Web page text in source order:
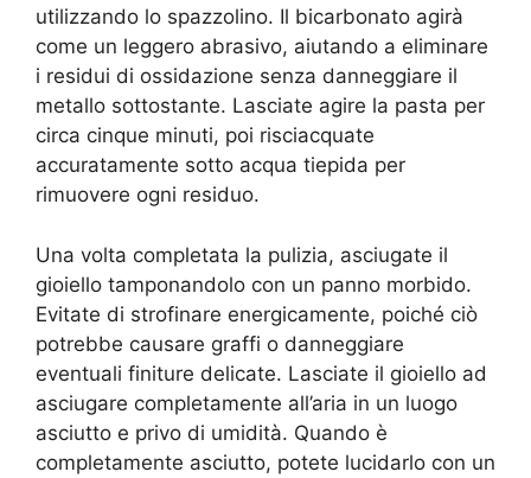
utilizzando lo spazzolino. Il bicarbonato agirà
come un leggero abrasivo, aiutando a eliminare
i residui di ossidazione senza danneggiare il
metallo sottostante. Lasciate agire la pasta per
circa cinque minuti, poi risciacquate
accuratamente sotto acqua tiepida per
rimuovere ogni residuo.
Una volta completata la pulizia, asciugate il
gioiello tamponandolo con un panno morbido.
Evitate di strofinare energicamente, poiché ciò
potrebbe causare graffi o danneggiare
eventuali finiture delicate. Lasciate il gioiello ad
asciugare completamente all’aria in un luogo
asciutto e privo di umidità. Quando è
completamente asciutto, potete lucidarlo con un